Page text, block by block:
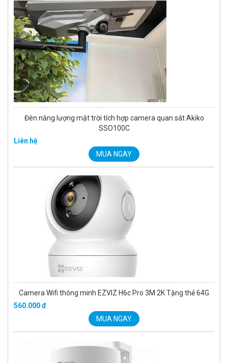
Đèn năng lượng mặt trời tích hợp camera quan sát Akiko
SSO100C
Liên hệ
MUA NGAY
Camera Wifi thông minh EZVIZ H6c Pro 3M 2K Tặng thẻ 64G
560.000 đ
MUA NGAY